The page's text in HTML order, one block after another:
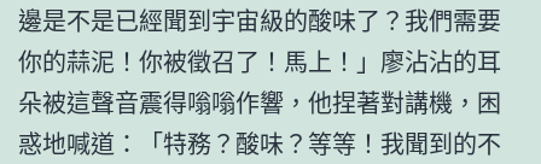
邊是不是已經聞到宇宙級的酸味了？我們需要
你的蒜泥！你被徵召了！馬上！」廖沾沾的耳
朵被這聲音震得嗡嗡作響，他捏著對講機，困
惑地喊道：「特務？酸味？等等！我聞到的不